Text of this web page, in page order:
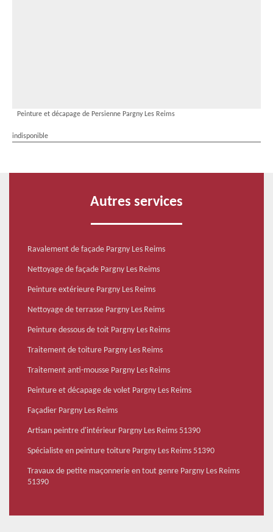
Peinture et décapage de Persienne Pargny Les Reims
indisponible
Autres services
Ravalement de façade Pargny Les Reims
Nettoyage de façade Pargny Les Reims
Peinture extérieure Pargny Les Reims
Nettoyage de terrasse Pargny Les Reims
Peinture dessous de toit Pargny Les Reims
Traitement de toiture Pargny Les Reims
Traitement anti-mousse Pargny Les Reims
Peinture et décapage de volet Pargny Les Reims
Façadier Pargny Les Reims
Artisan peintre d'intérieur Pargny Les Reims 51390
Spécialiste en peinture toiture Pargny Les Reims 51390
Travaux de petite maçonnerie en tout genre Pargny Les Reims
51390